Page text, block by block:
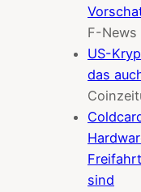
F-News
US-
das
sind